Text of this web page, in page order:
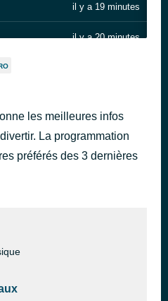
il y a 19 minutes
il y a 20 minutes
You
L AMOUR
il y a 42 minutes
les meilleures infos
La programmation
préférés des 3 dernières